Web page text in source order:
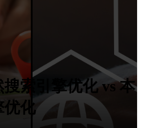
索引擎优化 vs 本
优化